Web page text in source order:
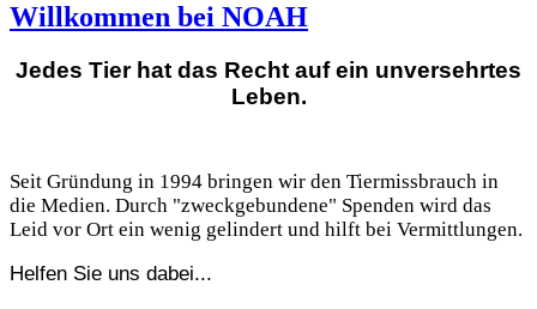
Willkommen bei NOAH
Jedes Tier hat das Recht auf ein unversehrtes
Leben.
Seit Gründung in 1994 bringen wir den Tiermissbrauch in
die Medien. Durch "zweckgebundene" Spenden wird das
Leid vor Ort ein wenig gelindert und hilft bei Vermittlungen.
Helfen Sie uns dabei...